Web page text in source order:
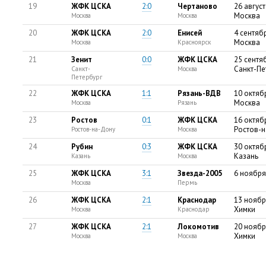
19 ЖФК ЦСКА
Москва
2:0 Чертаново
Москва
26
Москва
20
ЖФК ЦСКА
Москва
2:0 Енисей
Красноярск
4
Москва
21
Зенит
Санкт-
Петербург
0:0 ЖФК ЦСКА
Москва
25
Санкт-
22 ЖФК ЦСКА
Москва
1:1 Рязань-ВДВ
Рязань
10
Москва
23
Ростов
Ростов-на-Дону
0:1 ЖФК ЦСКА
Москва
16
Ростов-
24
Рубин
Казань
0:3 ЖФК ЦСКА
Москва
30
Казань
25
ЖФК ЦСКА
Москва
3:1 Звезда-2005
Пермь
6
26 ЖФК ЦСКА
Москва
2:1 Краснодар
Краснодар
13
Химки
27
ЖФК ЦСКА
Москва
2:1 Локомотив
Москва
20
Химки